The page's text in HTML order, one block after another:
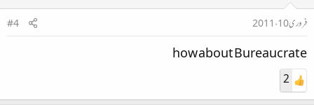
فروری 10، 2011
#4
how about Bureaucrate
2